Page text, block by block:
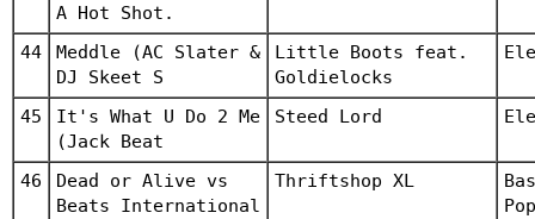
A Hot Shot.
44
Meddle (AC Slater &
DJ Skeet S
Little Boots feat.
Goldielocks
45
It's What U Do 2 Me
(Jack Beat
Steed Lord
46
Dead or Alive vs
Beats International
Thriftshop XL
Pop